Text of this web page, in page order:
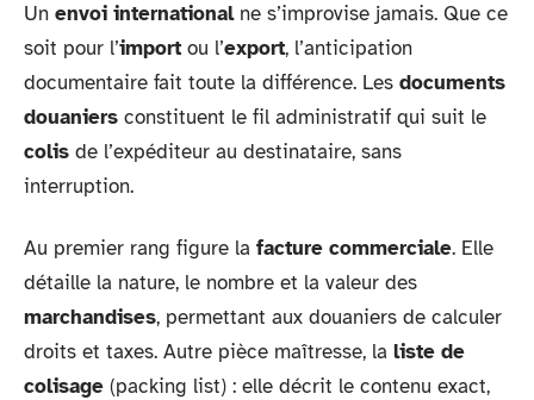
Un envoi internationalne s’improvise jamais. Que ce
soit pour l’import ou l’export, l’anticipation
documentaire fait toute la différence. Les documents
douaniers constituent le fil administratif qui suit le
colis de l’expéditeur au destinataire, sans
interruption.
Au premier rang figure la facture commerciale. Elle
détaille la nature, le nombre et la valeur des
marchandises, permettant aux douaniers de calculer
droits et taxes. Autre pièce maîtresse, la liste de
colisage (packing list) : elle décrit le contenu exact,